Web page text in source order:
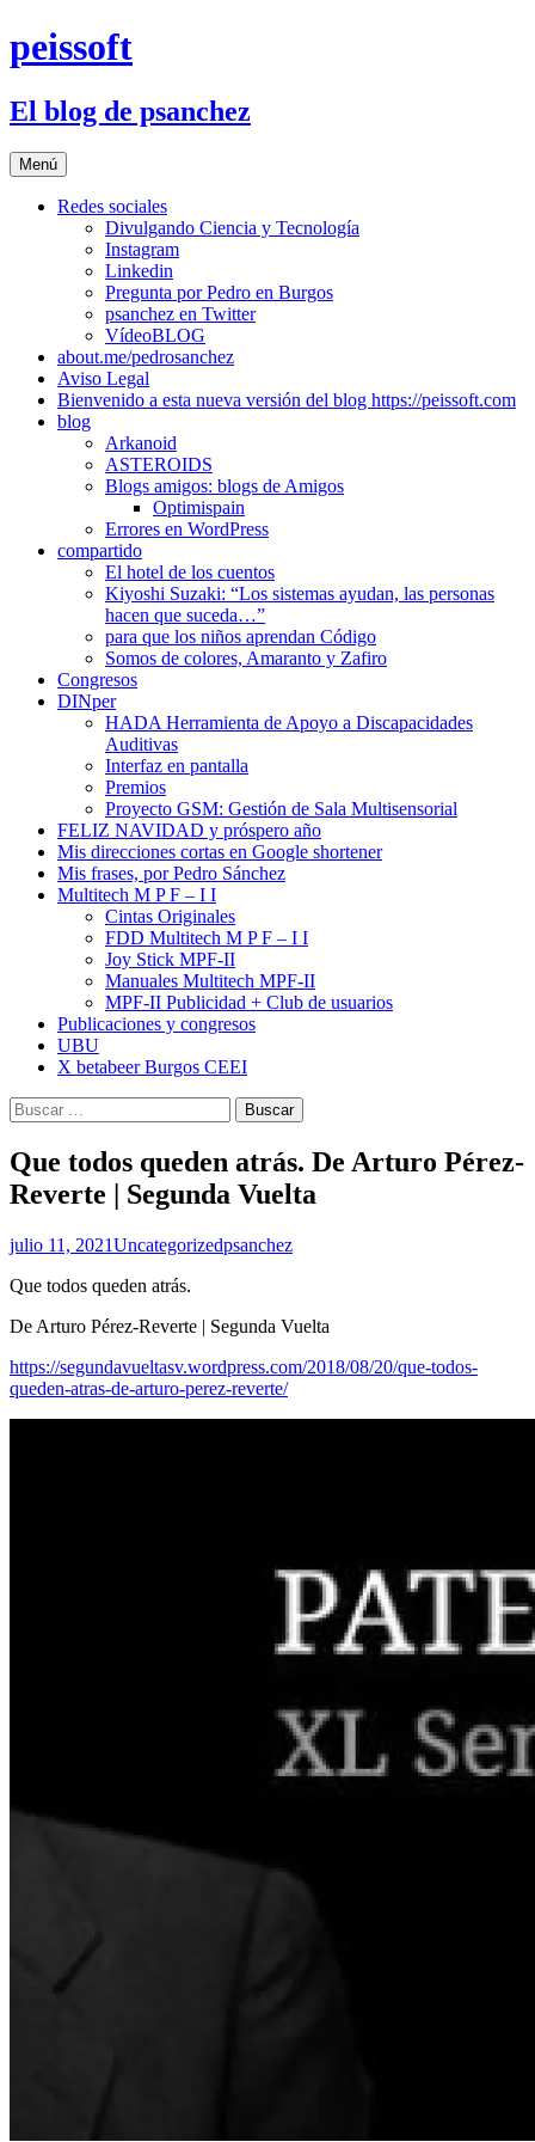
Saltar
al
peissoft
El blog de psanchez
Menú
Redes sociales
Divulgando Ciencia y Tecnología
Instagram
Linkedin
Pregunta por Pedro en Burgos
psanchez en Twitter
VídeoBLOG
about.me/pedrosanchez
Aviso Legal
Bienvenido a esta nueva versión del blog https://peissoft.com
blog
Arkanoid
ASTEROIDS
Blogs amigos: blogs de Amigos
Optimispain
Errores en WordPress
compartido
El hotel de los cuentos
Kiyoshi Suzaki: “Los sistemas ayudan, las personas
hacen que suceda…”
para que los niños aprendan Código
Somos de colores, Amaranto y Zafiro
Congresos
DINper
HADA Herramienta de Apoyo a Discapacidades
Auditivas
Interfaz en pantalla
Premios
Proyecto GSM: Gestión de Sala Multisensorial
FELIZ NAVIDAD y próspero año
Mis direcciones cortas en Google shortener
Mis frases, por Pedro Sánchez
Multitech M P F – I I
Cintas Originales
FDD Multitech M P F – I I
Joy Stick MPF-II
Manuales Multitech MPF-II
MPF-II Publicidad + Club de usuarios
Publicaciones y congresos
UBU
X betabeer Burgos CEEI
Buscar:
Que todos queden atrás. De Arturo Pérez-
Reverte | Segunda Vuelta
julio 11, 2021Uncategorizedpsanchez
Que todos queden atrás.
De Arturo Pérez-Reverte | Segunda Vuelta
https://segundavueltasv.wordpress.com/2018/08/20/que-todos-
queden-atras-de-arturo-perez-reverte/